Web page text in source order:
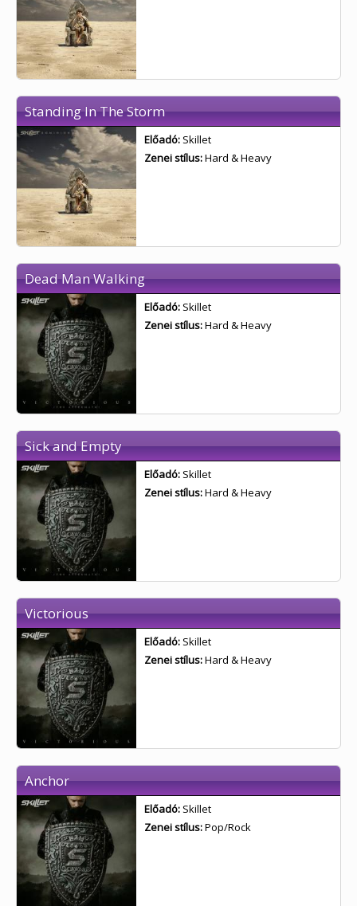
Standing In The Storm
Előadó: Skillet
Zenei stílus:Hard & Heavy
Dead Man Walking
Előadó: Skillet
Zenei stílus:Hard & Heavy
Sick and Empty
Előadó: Skillet
Zenei stílus:Hard & Heavy
Victorious
Előadó: Skillet
Zenei stílus:Hard & Heavy
Anchor
Előadó: Skillet
Zenei stílus:Pop/Rock